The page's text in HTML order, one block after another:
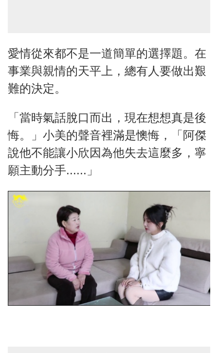
愛情從來都不是一道簡單的選擇題。在
事業與親情的天平上，總有人要做出艱
難的決定。
「當時氣話脫口而出，現在想想真是後
悔。」小美的聲音裡滿是懊悔，「阿傑
說他不能讓小欣因為他失去這麼多，寧
願主動分手......」